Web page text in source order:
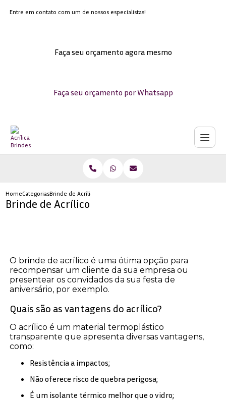
Entre em contato com um de nossos especialistas!
Faça seu orçamento agora mesmo
Faça seu orçamento por Whatsapp
HomeCategoriasBrinde de Acrílico
Brinde de Acrílico
O brinde de acrílico é uma ótima opção para
recompensar um cliente da sua empresa ou
presentear os convidados da sua festa de
aniversário, por exemplo.
Quais são as vantagens do acrílico?
O acrílico é um material termoplástico
transparente que apresenta diversas vantagens,
como:
Resistência a impactos;
Não oferece risco de quebra perigosa;
É um isolante térmico melhor que o vidro;